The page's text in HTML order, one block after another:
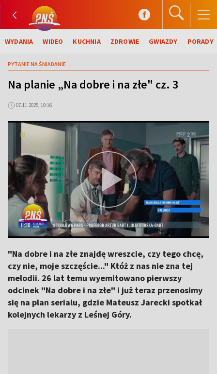
WYDANIA WIDEO KUCHNIA ZDROWIE GWIAZDY PORADY
PYTANIE NA ŚNIADANIE
Na planie „Na dobre i na złe" cz. 3
07.11.2025, 10:16
"Na dobre i na złe znajdę wreszcie, czy tego chcę,
czy nie, moje szczęście..." Któż z nas nie zna tej
melodii. 26 lat temu wyemitowano pierwszy
odcinek "Na dobre i na złe" i już teraz przenosimy
się na plan serialu, gdzie Mateusz Jarecki spotkał
kolejnych lekarzy z Leśnej Góry.